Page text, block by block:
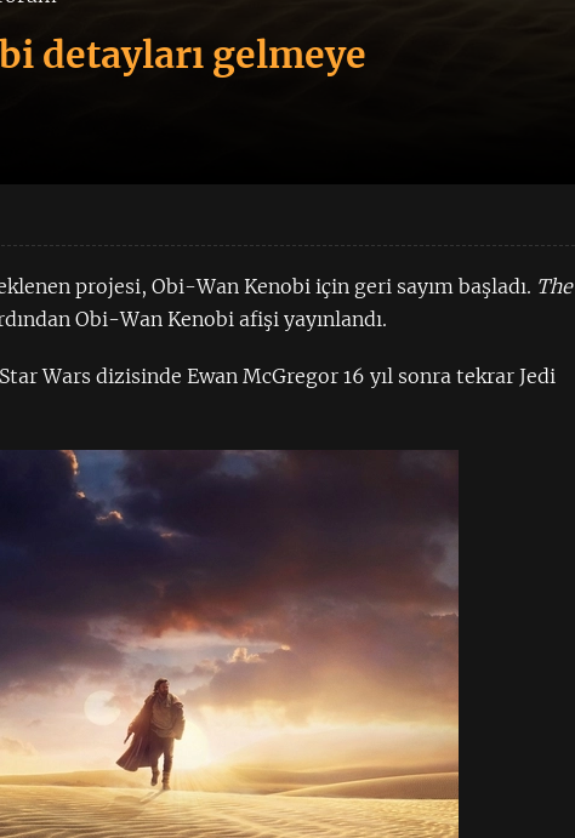
detayları gelmeye
projesi, Obi-Wan Kenobi için geri sayım başladı. The
Obi-Wan Kenobi afişi yayınlandı.
Wars dizisinde Ewan McGregor 16 yıl sonra tekrar Jedi